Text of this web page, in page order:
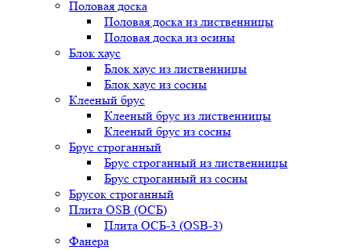
Половая доска
Половая доска из лиственницы
Половая доска из осины
Блок хаус
Блок хаус из лиственницы
Блок хаус из сосны
Клееный брус
Клееный брус из лиственницы
Клееный брус из сосны
Брус строганный
Брус строганный из лиственницы
Брус строганный из сосны
Брусок строганный
Плита OSB (ОСБ)
Плита ОСБ-3 (OSB-3)
Фанера